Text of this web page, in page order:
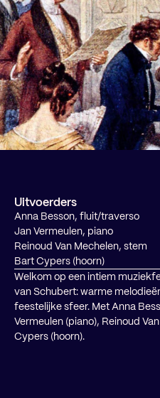
Uitvoerders
Anna Besson, fluit/traverso
Jan Vermeulen, piano
Reinoud Van Mechelen, stem
Bart Cypers (hoorn)
Welkom op een intiem
van Schubert: warme
feestelijke sfeer. Met Anna
Vermeulen (piano), Reinoud
Cypers (hoorn).